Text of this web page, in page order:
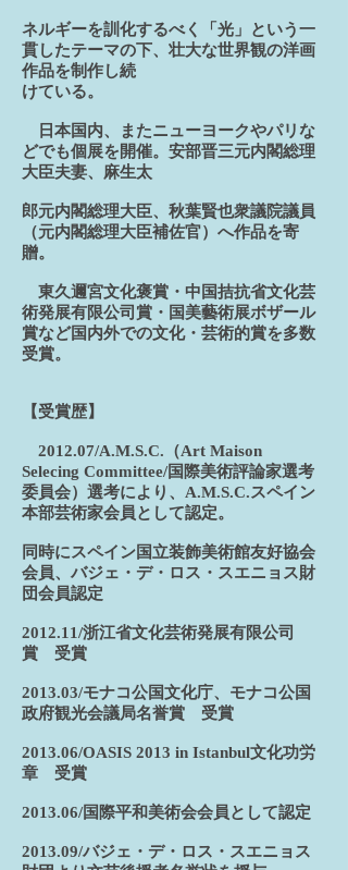
ネルギーを訓化するべく「光」という一
貫したテーマの下、壮大な世界観の洋画
作品を制作し続
けている。
日本国内、またニューヨークやパリな
どでも個展を開催。安部晋三元内閣総理
大臣夫妻、麻生太
郎元内閣総理大臣、秋葉賢也衆議院議員
（元内閣総理大臣補佐官）へ作品を寄
贈。
東久邇宮文化褒賞・中国拮抗省文化芸
術発展有限公司賞・国美藝術展ボザール
賞など国内外での文化・芸術的賞を多数
受賞。
【受賞歴】
2012.07/A.M.S.C.（Art Maison
Selecing Committee/国際美術評論家選考
委員会）選考により、A.M.S.C.スペイン
本部芸術家会員として認定。
同時にスペイン国立装飾美術館友好協会
会員、バジェ・デ・ロス・スエニョス財
団会員認定
2012.11/浙江省文化芸術発展有限公司
賞 受賞
2013.03/モナコ公国文化庁、モナコ公国
政府観光会議局名誉賞 受賞
2013.06/OASIS 2013 in Istanbul文化功労
章 受賞
2013.06/国際平和美術会会員として認定
2013.09/バジェ・デ・ロス・スエニョス